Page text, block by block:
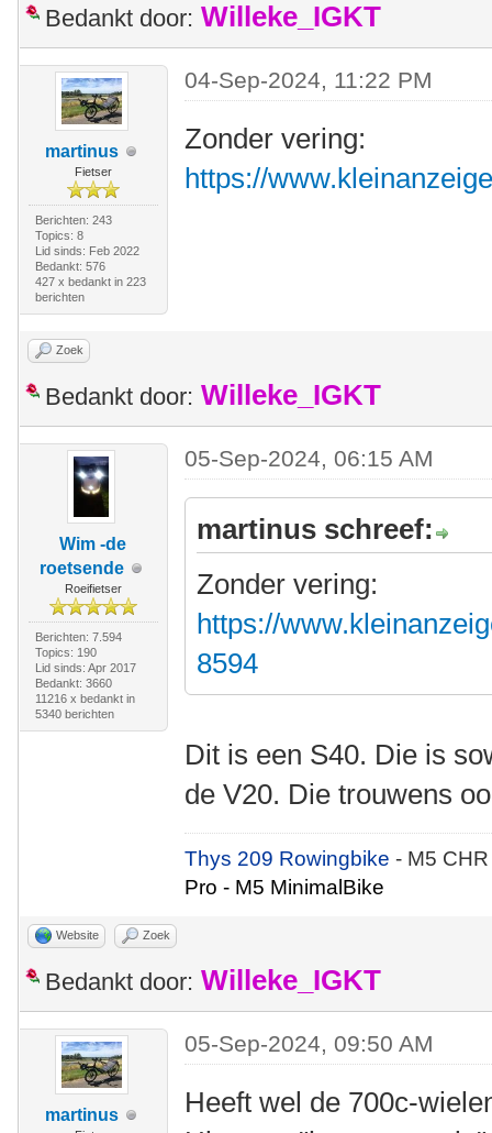
Bedankt door: Willeke_IGKT
martinus
Fietser
Berichten: 243
Topics: 8
Lid sinds: Feb 2022
Bedankt: 576
427 x bedankt in 223
berichten
04-Sep-2024, 11:22 PM
Zonder vering:
https://
Zoek
Bedankt door: Willeke_IGKT
Wim -de
roetsende
Roeifietser
Berichten: 7.594
Topics: 190
Lid sinds: Apr 2017
Bedankt: 3660
11216 x bedankt in
5340 berichten
05-Sep-2024, 06:15 AM
martinus schreef:
Zonder vering:
https://
8594
Dit is een S40. Die is
de V20. Die trouwens
Thys 209 Rowingbike- M5
Pro - M5 MinimalBike
Website Zoek
Bedankt door: Willeke_IGKT
martinus
05-Sep-2024, 09:50 AM
Heeft wel de 700c-